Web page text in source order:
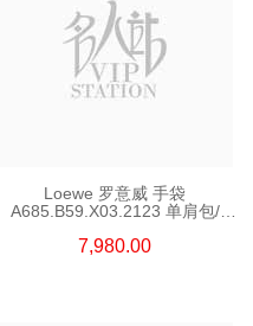
Loewe 罗意威 手袋
A685.B59.X03.2123 单肩包/
7,980.00